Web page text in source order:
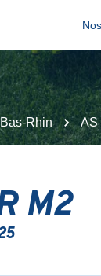
Bas-Rhin AS
M2